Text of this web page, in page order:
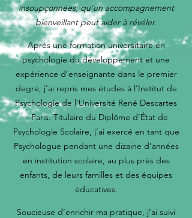
insoupçonnées, qu’un accompagnement
bienveillant peut aider à révéler.
Après une formation universitaire en
psychologie du développement et une
expérience d’enseignante dans le premier
degré, j’ai repris mes études à l’Institut de
Psychologie de l’Université René Descartes
– Paris. Titulaire du Diplôme d’État de
Psychologie Scolaire, j’ai exercé en tant que
Psychologue pendant une dizaine d’années
en institution scolaire, au plus près des
enfants, de leurs familles et des équipes
éducatives.
Soucieuse d’enrichir ma pratique, j’ai suivi